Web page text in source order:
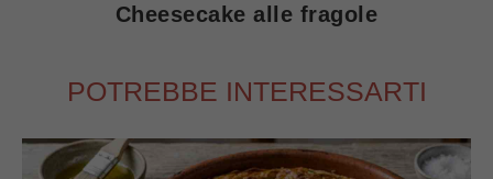
Cheesecake alle fragole
POTREBBE INTERESSARTI